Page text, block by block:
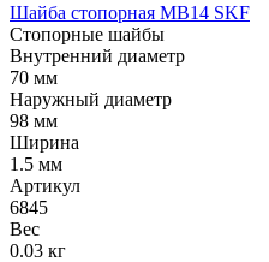
Шайба стопорная MB14 SKF
Стопорные шайбы
Внутренний диаметр
70 мм
Наружный диаметр
98 мм
Ширина
1.5 мм
Артикул
6845
Вес
0.03 кг